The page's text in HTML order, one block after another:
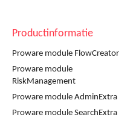
Productinformatie
Proware module FlowCreator
Proware module
RiskManagement
Proware module AdminExtra
Proware module SearchExtra